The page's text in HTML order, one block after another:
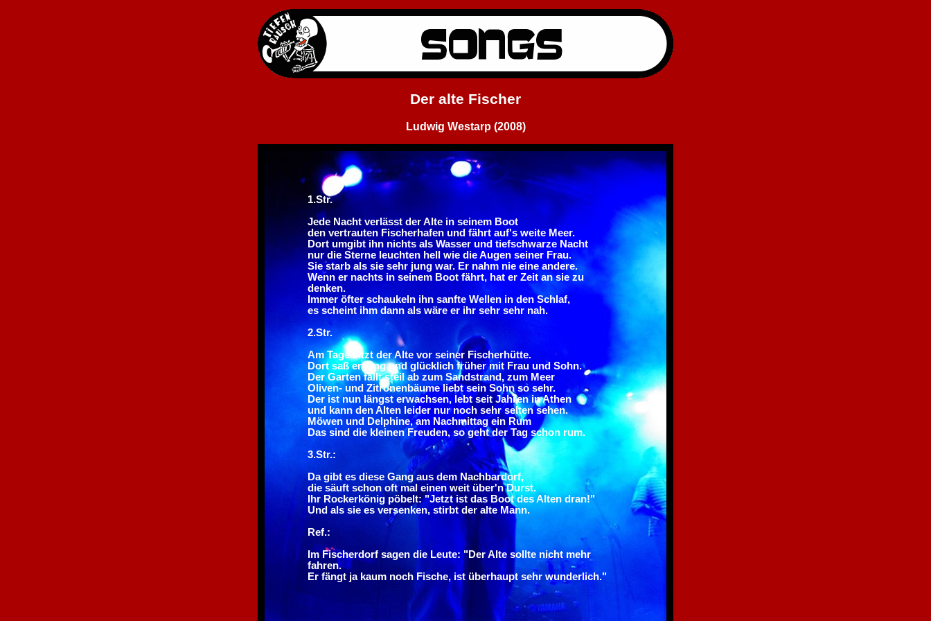
Der alte Fischer
Ludwig Westarp (2008)
1.Str.
Jede Nacht verlässt der Alte in seinem Boot
den vertrauten Fischerhafen und fährt auf's weite Meer.
Dort umgibt ihn nichts als Wasser und tiefschwarze Nacht
nur die Sterne leuchten hell wie die Augen seiner Frau.
Sie starb als sie sehr jung war. Er nahm nie eine andere.
Wenn er nachts in seinem Boot fährt, hat er Zeit an sie zu
denken.
Immer öfter schaukeln ihn sanfte Wellen in den Schlaf,
es scheint ihm dann als wäre er ihr sehr sehr nah.
2.Str.
Am Tage sitzt der Alte vor seiner Fischerhütte.
Dort saß er jung und glücklich früher mit Frau und Sohn.
Der Garten fällt steil ab zum Sandstrand, zum Meer
Oliven- und Zitronenbäume liebt sein Sohn so sehr.
Der ist nun längst erwachsen, lebt seit Jahren in Athen
und kann den Alten leider nur noch sehr selten sehen.
Möwen und Delphine, am Nachmittag ein Rum
Das sind die kleinen Freuden, so geht der Tag schon rum.
3.Str.:
Da gibt es diese Gang aus dem Nachbardorf,
die säuft schon oft mal einen weit über'n Durst.
Ihr Rockerkönig pöbelt: "Jetzt ist das Boot des Alten dran!"
Und als sie es versenken, stirbt der alte Mann.
Ref.:
Im Fischerdorf sagen die Leute: "Der Alte sollte nicht mehr
fahren.
Er fängt ja kaum noch Fische, ist überhaupt sehr wunderlich."